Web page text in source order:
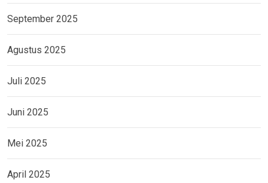
September 2025
Agustus 2025
Juli 2025
Juni 2025
Mei 2025
April 2025